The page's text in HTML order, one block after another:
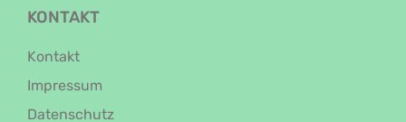
KONTAKT
Kontakt
Impressum
Datenschutz